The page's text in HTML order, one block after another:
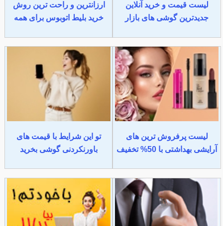
لیست قیمت و خرید آنلاین
جدیدترین گوشی های بازار
ارزانترین و راحت ترین روش
خرید بلیط اتوبوس برای همه
لیست پرفروش ترین های
آرایشی بهداشتی با 50% تخفیف
تو این شرایط با قیمت های
باورنکردنی گوشی بخرید